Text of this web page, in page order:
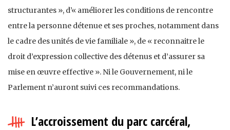
structurantes », d’« améliorer les conditions de rencontre
entre la personne détenue et ses proches, notamment dans
le cadre des unités de vie familiale », de « reconnaitre le
droit d’expression collective des détenus et d’assurer sa
mise en œuvre effective ». Ni le Gouvernement, ni le
Parlement n’auront suivi ces recommandations.
L’accroissement du parc carcéral,